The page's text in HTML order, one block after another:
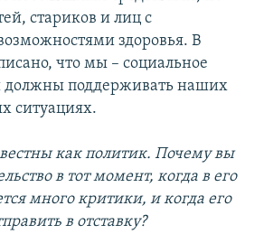
стариков и лиц с
здоровья. В
что мы – социальное
должны поддерживать наших
ситуациях.
как политик. Почему вы
в тот момент, когда в его
много критики, и когда его
в отставку?